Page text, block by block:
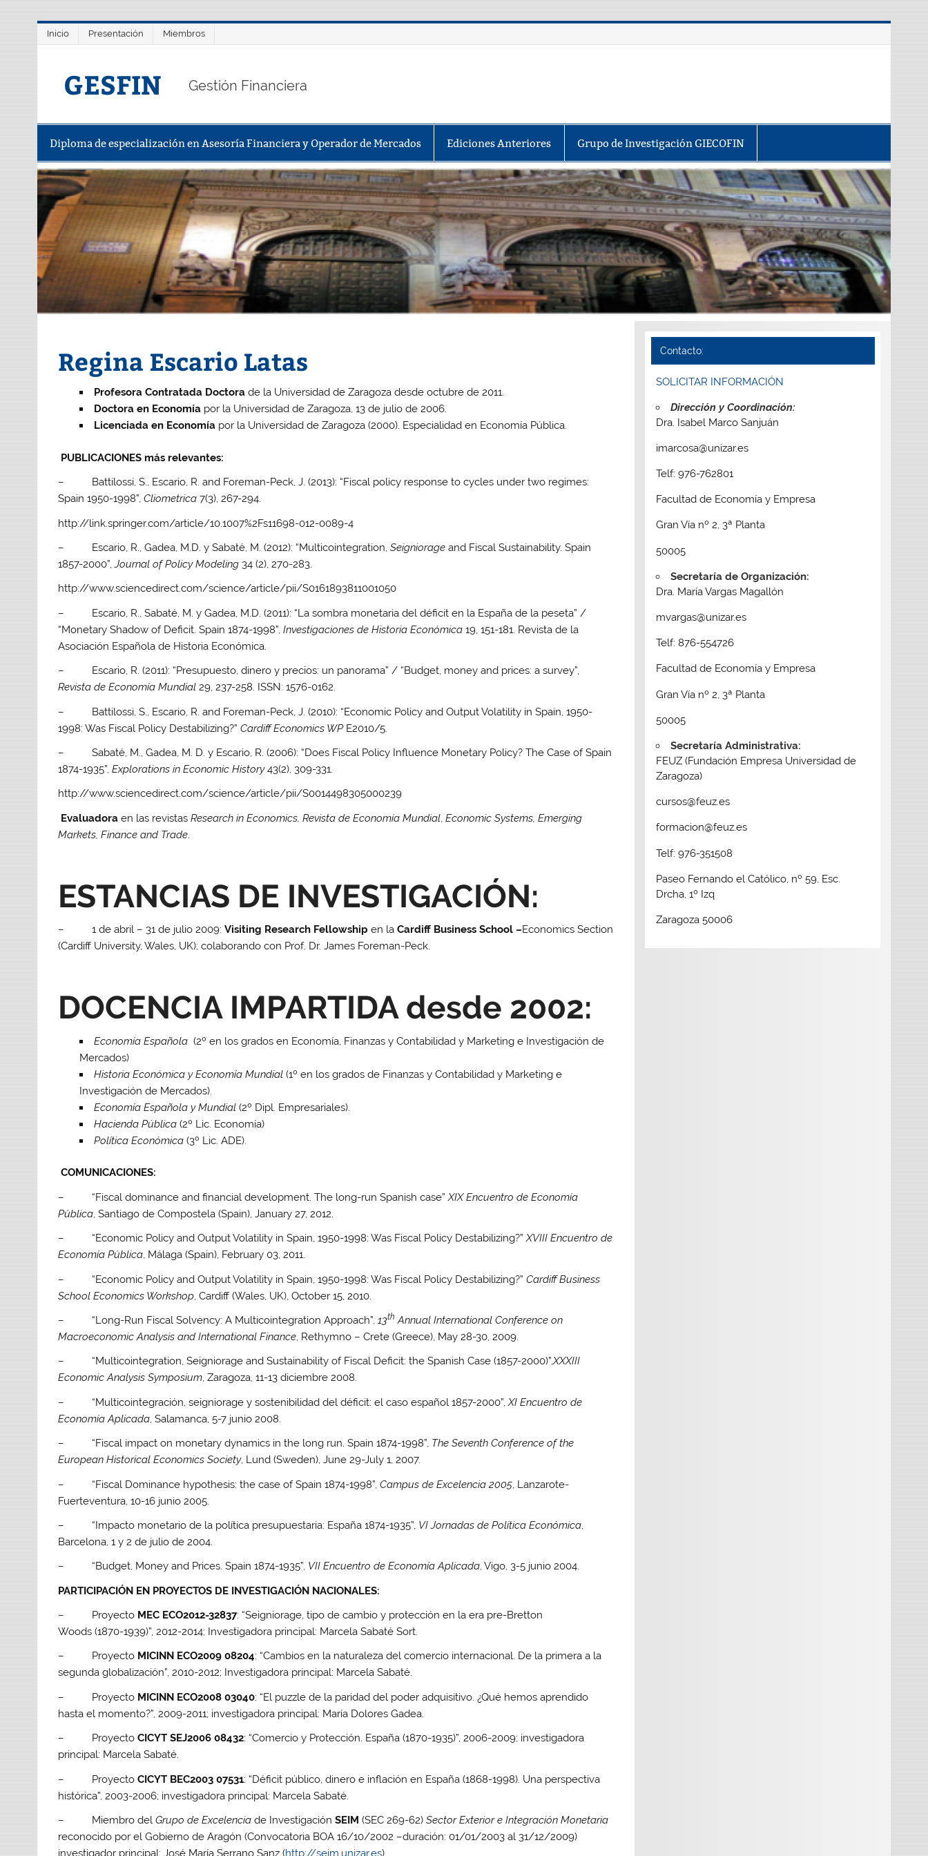
contenido
Inicio Presentación Miembros
GESFIN Gestión Financiera
Diploma de especialización en Asesoría Financiera y Operador de Mercados Ediciones Anteriores Grupo de Investigación GIECOFIN
Regina Escario Latas
Profesora Contratada Doctorade la Universidad de Zaragoza desde octubre de 2011.
Doctora en Economíapor la Universidad de Zaragoza, 13 de julio de 2006.
Licenciada en Economíapor la Universidad de Zaragoza (2000). Especialidad en Economía Pública.
PUBLICACIONES más relevantes:
– Battilossi, S., Escario, R. and Foreman-Peck, J. (2013): “Fiscal policy response to cycles under two regimes:
Spain 1950-1998”,Cliometrica 7(3), 267-294.
http://link.springer.com/article/10.1007%2Fs11698-012-0089-4
– Escario, R., Gadea, M.D. y Sabaté, M. (2012): “Multicointegration,Seigniorage and Fiscal Sustainability. Spain
1857-2000”,Journal of Policy Modeling 34 (2), 270-283.
http://www.sciencedirect.com/science/article/pii/S0161893811001050
– Escario, R., Sabaté, M. y Gadea, M.D. (2011): “La sombra monetaria del déficit en la España de la peseta” /
“Monetary Shadow of Deficit. Spain 1874-1998”,Investigaciones de Historia Económica 19, 151-181. Revista de la
Asociación Española de Historia Económica.
– Escario, R. (2011): “Presupuesto, dinero y precios: un panorama” / “Budget, money and prices: a survey”,
Revista de Economía Mundial 29, 237-258. ISSN: 1576-0162.
– Battilossi, S., Escario, R. and Foreman-Peck, J. (2010): “Economic Policy and Output Volatility in Spain, 1950-
1998: Was Fiscal Policy Destabilizing?”CardiffEconomics WPE2010/5.
– Sabaté, M., Gadea, M. D. y Escario, R. (2006): “Does Fiscal Policy Influence Monetary Policy? The Case of Spain
1874-1935”,Explorations in Economic History43(2), 309-331.
http://www.sciencedirect.com/science/article/pii/S0014498305000239
Evaluadoraen las revistasResearch in Economics, Revista de Economía Mundial,Economic Systems, Emerging
Markets, Finance and Trade.
ESTANCIAS DE INVESTIGACIÓN:
– 1 de abril – 31 de julio 2009:Visiting Research Fellowship en laCardiff Business School –Economics Section
(Cardiff University, Wales, UK); colaborando con Prof. Dr. James Foreman-Peck.
DOCENCIA IMPARTIDA desde 2002:
Economía Española (2º en los grados en Economía, Finanzas y Contabilidad y Marketing e Investigación de
Mercados)
Historia Económica y Economía Mundial(1º en los grados de Finanzas y Contabilidad y Marketing e
Investigación de Mercados).
Economía Española y Mundial(2º Dipl. Empresariales).
Hacienda Pública(2º Lic. Economía)
Política Económica(3º Lic. ADE).
COMUNICACIONES:
– “Fiscal dominance and financial development. The long-run Spanish case”XIX Encuentro de Economía
Pública, Santiago de Compostela (Spain), January 27, 2012.
– “Economic Policy and Output Volatility in Spain, 1950-1998: Was Fiscal Policy Destabilizing?”XVIII Encuentro de
Economía Pública, Málaga (Spain), February 03, 2011.
– “Economic Policy and Output Volatility in Spain, 1950-1998: Was Fiscal Policy Destabilizing?”Cardiff Business
School Economics Workshop , Cardiff (Wales, UK), October 15, 2010.
– “Long-Run Fiscal Solvency: A Multicointegration Approach”,13th Annual International Conference on
Macroeconomic Analysis and International Finance, Rethymno – Crete (Greece), May 28-30, 2009.
– “Multicointegration, Seigniorage and Sustainability of Fiscal Deficit: the Spanish Case (1857-2000)”,XXXIII
Economic Analysis Symposium, Zaragoza, 11-13 diciembre 2008.
– “Multicointegración, seigniorage y sostenibilidad del déficit: el caso español 1857-2000”,XI Encuentro de
Economía Aplicada, Salamanca, 5-7 junio 2008.
– “Fiscal impact on monetary dynamics in the long run. Spain 1874-1998”, The Seventh Conference of the
European Historical Economics Society, Lund (Sweden), June 29-July 1, 2007.
– “Fiscal Dominance hypothesis: the case of Spain 1874-1998”,Campus de Excelencia 2005 , Lanzarote-
Fuerteventura, 10-16 junio 2005.
– “Impacto monetario de la política presupuestaria: España 1874-1935”, VI Jornadas de Política Económica,
Barcelona, 1 y 2 de julio de 2004.
– “Budget, Money and Prices. Spain 1874-1935”, VII Encuentro de Economía Aplicada, Vigo, 3-5 junio 2004.
PARTICIPACIÓN EN PROYECTOS DE INVESTIGACIÓN NACIONALES:
– Proyecto MEC ECO2012-32837: “Seigniorage, tipo de cambio y protección en la era pre-Bretton
Woods (1870-1939)”, 2012-2014; Investigadora principal: Marcela Sabaté Sort.
– Proyecto MICINN ECO2009 08204: “Cambios en la naturaleza del comercio internacional. De la primera a la
segunda globalización”, 2010-2012; Investigadora principal: Marcela Sabaté.
– Proyecto MICINN ECO2008 03040: “El puzzle de la paridad del poder adquisitivo. ¿Qué hemos aprendido
hasta el momento?”, 2009-2011; investigadora principal: María Dolores Gadea.
– ProyectoCICYT SEJ2006 08432: “Comercio y Protección. España (1870-1935)”, 2006-2009; investigadora
principal: Marcela Sabaté.
– ProyectoCICYT BEC2003 07531: “Déficit público, dinero e inflación en España (1868-1998). Una perspectiva
histórica”, 2003-2006; investigadora principal: Marcela Sabaté.
– Miembro delGrupo de Excelenciade InvestigaciónSEIM (SEC 269-62)Sector Exterior e Integración Monetaria
reconocido por el Gobierno de Aragón (Convocatoria BOA 16/10/2002 –duración: 01/01/2003 al 31/12/2009)
investigador principal: José María Serrano Sanz (http://seim.unizar.es).
Contacto:
SOLICITAR INFORMACIÓN
Dirección y Coordinación:
Dra. Isabel Marco Sanjuán
imarcosa@unizar.es
Telf: 976-762801
Facultad de Economía y Empresa
Gran Vía nº 2, 3ª Planta
50005
Secretaría de Organización:
Dra. María Vargas Magallón
mvargas@unizar.es
Telf: 876-554726
Facultad de Economía y Empresa
Gran Vía nº 2, 3ª Planta
50005
Secretaría Administrativa:
FEUZ (Fundación Empresa Universidad de
Zaragoza)
cursos@feuz.es
formacion@feuz.es
Telf: 976-351508
Paseo Fernando el Católico, nº 59, Esc.
Drcha, 1º Izq
Zaragoza 50006